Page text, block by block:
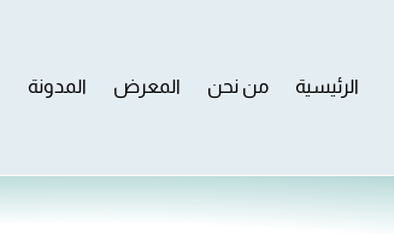
الرئيسية من نحن المعرض المدونة